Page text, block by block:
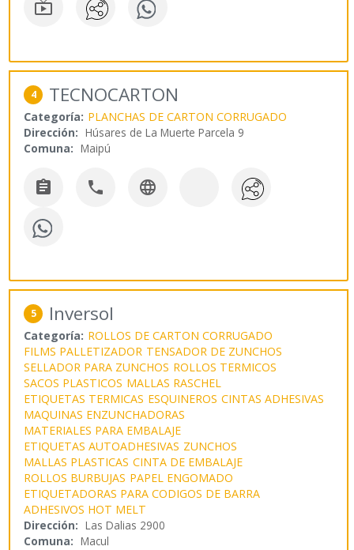

4 TECNOCARTON
Categoría: PLANCHAS DE CARTON CORRUGADO
Dirección: Húsares de La Muerte Parcela 9
Comuna: Maipú
  
5 Inversol
Categoría: ROLLOS DE CARTON CORRUGADO
FILMS PALLETIZADOR TENSADOR DE ZUNCHOS
SELLADOR PARA ZUNCHOS ROLLOS TERMICOS
SACOS PLASTICOS MALLAS RASCHEL
ETIQUETAS TERMICAS ESQUINEROS CINTAS ADHESIVAS
MAQUINAS ENZUNCHADORAS
MATERIALES PARA EMBALAJE
ETIQUETAS AUTOADHESIVAS ZUNCHOS
MALLAS PLASTICAS CINTA DE EMBALAJE
ROLLOS BURBUJAS PAPEL ENGOMADO
ETIQUETADORAS PARA CODIGOS DE BARRA
ADHESIVOS HOT MELT
Dirección: Las Dalias 2900
Comuna: Macul